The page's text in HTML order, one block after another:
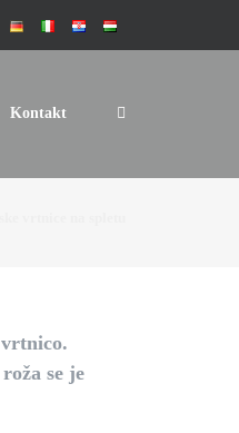
Kontakt
se je